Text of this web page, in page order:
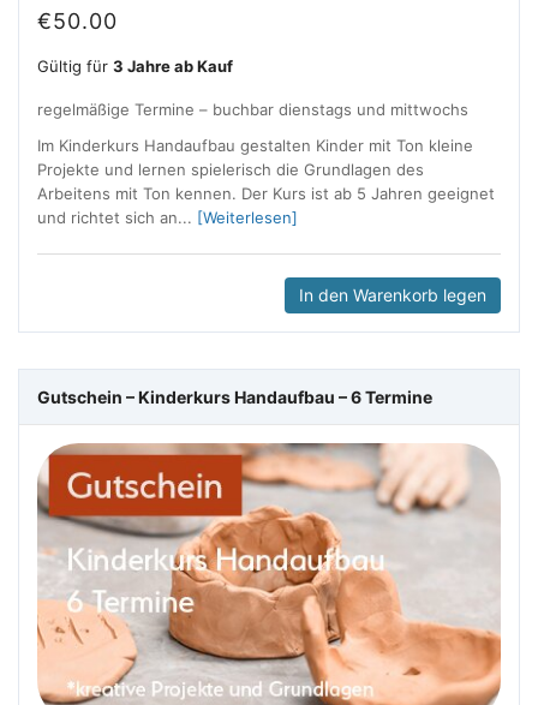
€50.00
Gültig für 3 Jahre ab Kauf
regelmäßige Termine – buchbar dienstags und mittwochs
Im Kinderkurs Handaufbau gestalten Kinder mit Ton kleine
Projekte und lernen spielerisch die Grundlagen des
Arbeitens mit Ton kennen. Der Kurs ist ab 5 Jahren geeignet
und richtet sich an... [Weiterlesen]
In den Warenkorb legen
Gutschein – Kinderkurs Handaufbau – 6 Termine